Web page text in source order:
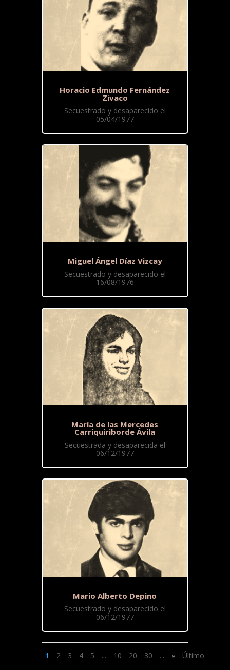
Horacio Edmundo Fernández
Zivaco
Secuestrado y desaparecido el
05/04/1977
Miguel Ángel Díaz Vizcay
Secuestrado y desaparecido el
16/08/1976
María de las Mercedes
Carriquiriborde Ávila
Secuestrada y desaparecida el
06/12/1977
Mario Alberto Depino
Secuestrado y desaparecido el
06/12/1977
1 2 3 4 5 ... 10 20 30 ... » Último